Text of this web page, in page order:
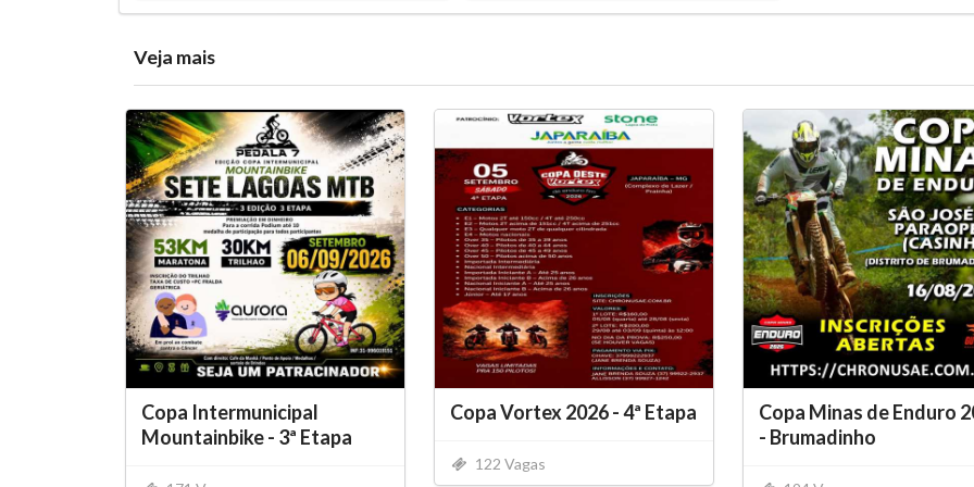
Veja mais
Copa Intermunicipal
Mountainbike - 3ª Etapa
Copa Vortex 2026 - 4ª Etapa
122 Vagas
Copa Minas de Enduro
- Brumadinho